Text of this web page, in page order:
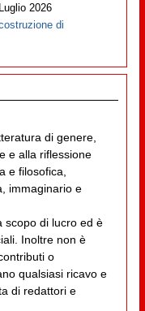
2026
di
di genere,
e alla riflessione
e filosofica,
immaginario e
scopo di lucro ed è
Inoltre non è
o
qualsiasi ricavo e
di redattori e